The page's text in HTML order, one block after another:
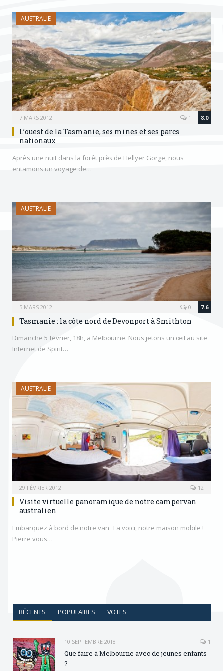
AUSTRALIE
7 MARS 2012 8.0
1
L’ouest de la Tasmanie, ses mines et ses parcs
nationaux
Après une nuit dans la forêt près de Hellyer Gorge, nous
entamons un voyage de…
AUSTRALIE
5 MARS 2012 7.6
0
Tasmanie : la côte nord de Devonport à Smithton
Dimanche 5 février, 18h, à Melbourne. Nous jetons un œil au site
Internet de Spirit…
AUSTRALIE
29 FÉVRIER 2012 12
Visite virtuelle panoramique de notre campervan
australien
Embarquez à bord de notre van ! La voici, notre maison mobile !
Pierre vous…
RÉCENTS POPULAIRES VOTES
10 SEPTEMBRE 2018 1
Que faire à Melbourne avec de jeunes enfants
?